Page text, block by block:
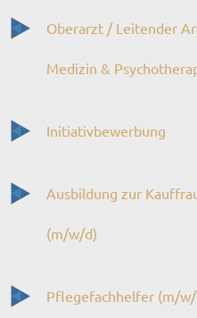
Oberarzt / Leitender
Medizin &
Initiativbewerbung
Ausbildung zur
(m/w/d)
Pflegefachhelfer (m/